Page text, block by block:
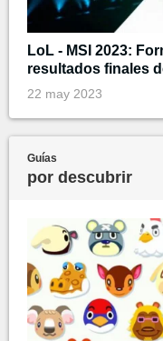
LoL - MSI 2023:
resultados finales
22 may 2023
Guías
por descubrir